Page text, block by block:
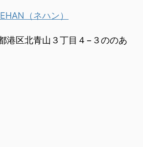
（ネハン）
港区北青山３丁目４−３ののあ